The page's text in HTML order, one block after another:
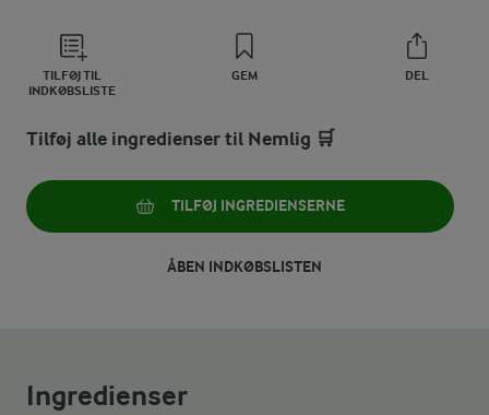
TILFØJ TIL
INDKØBSLISTE
GEM DEL
Tilføj alle ingredienser til Nemlig 🛒
TILFØJ INGREDIENSERNE
ÅBEN INDKØBSLISTEN
Ingredienser